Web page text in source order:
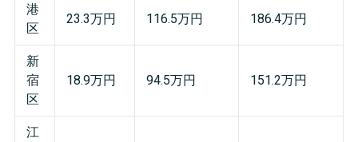
港
区
23.3万円 116.5万円 186.4万円
新
宿
区
18.9万円 94.5万円 151.2万円
江